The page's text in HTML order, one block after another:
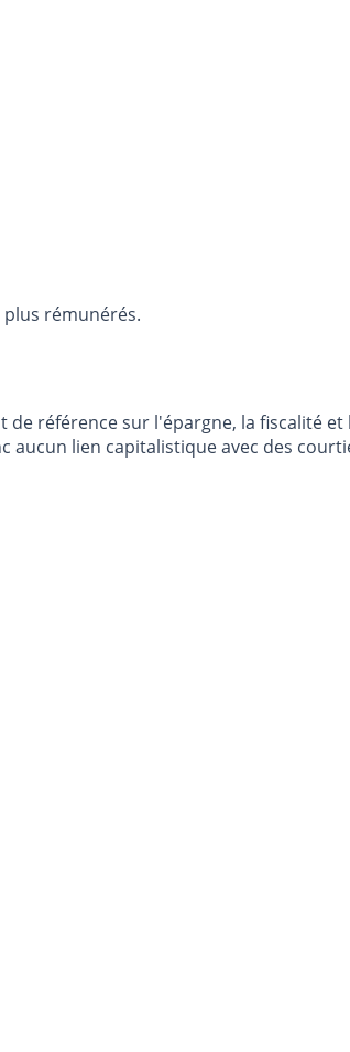
rémunérés.
référence sur l'épargne, la fiscalité
lien capitalistique avec des